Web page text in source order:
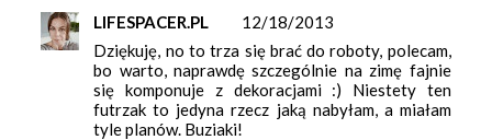
LIFESPACER.PL
12/18/2013
Dziękuję, no to trza się brać do roboty, polecam,
bo warto, naprawdę szczególnie na zimę fajnie
się komponuje z dekoracjami :) Niestety ten
futrzak to jedyna rzecz jaką nabyłam, a miałam
tyle planów. Buziaki!